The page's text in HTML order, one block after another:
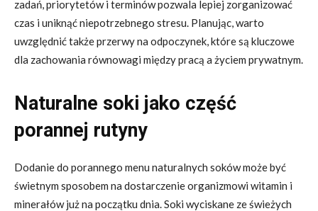
zadań, priorytetów i terminów pozwala lepiej zorganizować
czas i uniknąć niepotrzebnego stresu. Planując, warto
uwzględnić także przerwy na odpoczynek, które są kluczowe
dla zachowania równowagi między pracą a życiem prywatnym.
Naturalne soki jako część
porannej rutyny
Dodanie do porannego menu naturalnych soków może być
świetnym sposobem na dostarczenie organizmowi witamin i
minerałów już na początku dnia. Soki wyciskane ze świeżych